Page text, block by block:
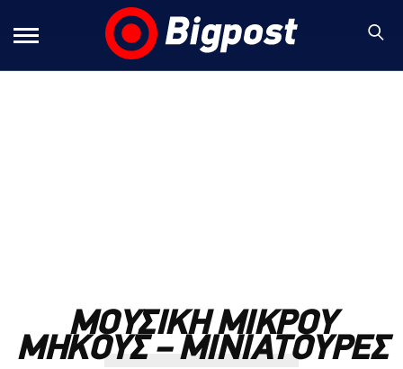
ΜΟΥΣΙΚΗ ΜΙΚΡΟΥ
ΜΗΚΟΥΣ – ΜΙΝΙΑΤΟΥΡΕΣ